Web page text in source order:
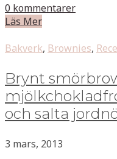
0 kommentarer
Läs Mer
Bakverk, Brownies,
Brynt
och salta
3 mars, 2013